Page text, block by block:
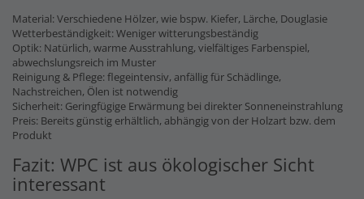
Material: Verschiedene Hölzer, wie bspw. Kiefer, Lärche, Douglasie
Wetterbeständigkeit: Weniger witterungsbeständig
Optik: Natürlich, warme Ausstrahlung, vielfältiges Farbenspiel,
abwechslungsreich im Muster
Reinigung & Pflege: flegeintensiv, anfällig für Schädlinge,
Nachstreichen, Ölen ist notwendig
Sicherheit: Geringfügige Erwärmung bei direkter Sonneneinstrahlung
Preis: Bereits günstig erhältlich, abhängig von der Holzart bzw. dem
Produkt
Fazit: WPC ist aus ökologischer Sicht
interessant